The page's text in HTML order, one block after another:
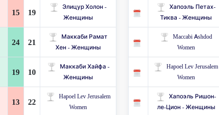
15 19
Элицур Холон -
Женщины
24 21
Маккаби Рамат
Хен - Женщины
19 10
Маккаби Хайфа -
Женщины
13 22
Hapoel Lev Jerusalem
Women
Хапоэль Петах-
Тиква - Женщины
Maccabi Ashdod
Women
Hapoel Lev Jerusalem
Women
Хапоэль Ришон-
ле-Цион - Женщины